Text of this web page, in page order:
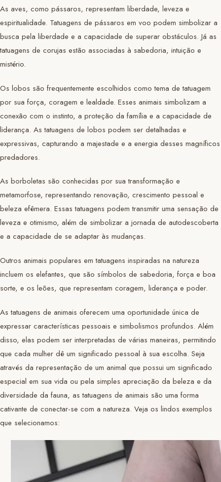
As aves, como pássaros, representam liberdade, leveza e
espiritualidade. Tatuagens de pássaros em voo podem simbolizar a
busca pela liberdade e a capacidade de superar obstáculos. Já as
tatuagens de corujas estão associadas à sabedoria, intuição e
mistério.
Os lobos são frequentemente escolhidos como tema de tatuagem
por sua força, coragem e lealdade. Esses animais simbolizam a
conexão com o instinto, a proteção da família e a capacidade de
liderança. As tatuagens de lobos podem ser detalhadas e
expressivas, capturando a majestade e a energia desses magníficos
predadores.
As borboletas são conhecidas por sua transformação e
metamorfose, representando renovação, crescimento pessoal e
beleza efêmera. Essas tatuagens podem transmitir uma sensação de
leveza e otimismo, além de simbolizar a jornada de autodescoberta
e a capacidade de se adaptar às mudanças.
Outros animais populares em tatuagens inspiradas na natureza
incluem os elefantes, que são símbolos de sabedoria, força e boa
sorte, e os leões, que representam coragem, liderança e poder.
As tatuagens de animais oferecem uma oportunidade única de
expressar características pessoais e simbolismos profundos. Além
disso, elas podem ser interpretadas de várias maneiras, permitindo
que cada mulher dê um significado pessoal à sua escolha. Seja
através da representação de um animal que possui um significado
especial em sua vida ou pela simples apreciação da beleza e da
diversidade da fauna, as tatuagens de animais são uma forma
cativante de conectar-se com a natureza. Veja os lindos exemplos
que selecionamos: